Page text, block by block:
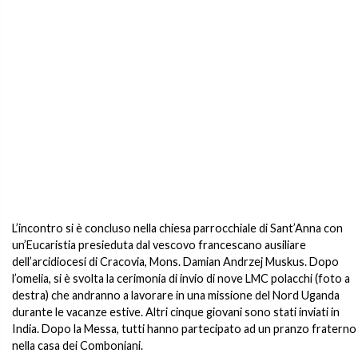
L’incontro si è concluso nella chiesa parrocchiale di Sant’Anna con
un’Eucaristia presieduta dal vescovo francescano ausiliare
dell’arcidiocesi di Cracovia, Mons. Damian Andrzej Muskus. Dopo
l’omelia, si è svolta la cerimonia di invio di nove LMC polacchi (foto a
destra) che andranno a lavorare in una missione del Nord Uganda
durante le vacanze estive. Altri cinque giovani sono stati inviati in
India. Dopo la Messa, tutti hanno partecipato ad un pranzo fraterno
nella casa dei Comboniani.